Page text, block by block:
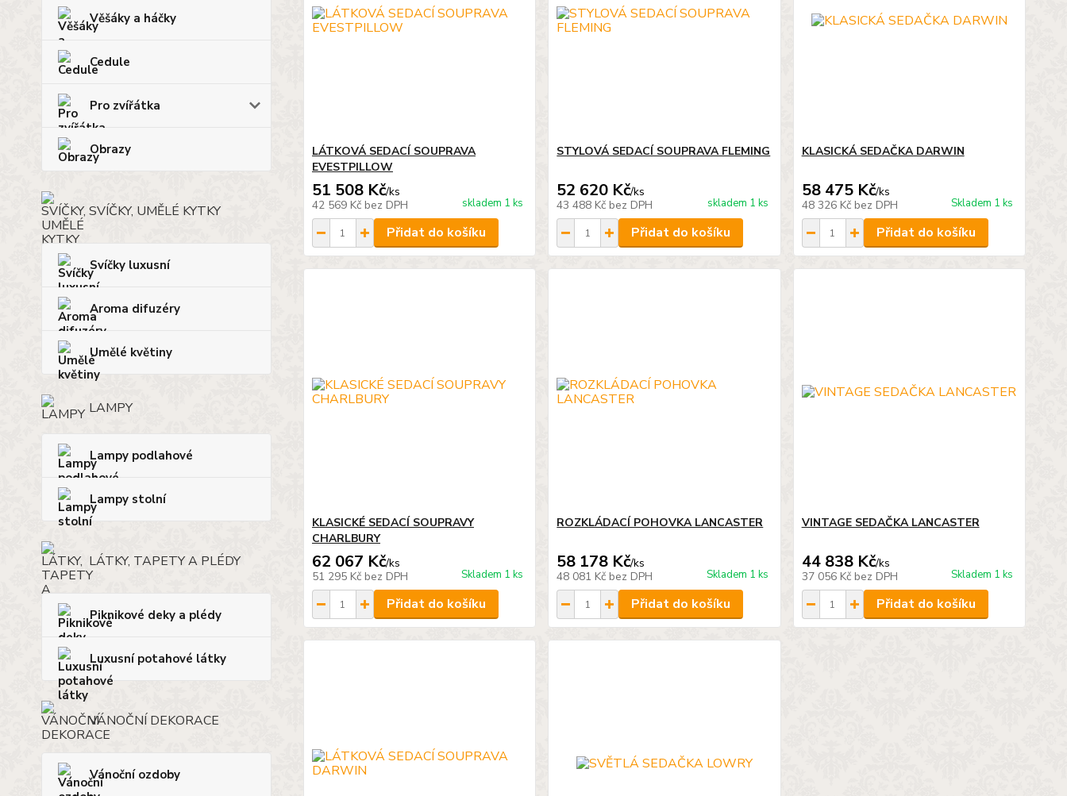
Věšáky a háčky
Cedule
Pro zvířátka
Obrazy
SVÍČKY, UMĚLÉ KYTKY
Svíčky luxusní
Aroma difuzéry
Umělé květiny
LAMPY
Lampy podlahové
Lampy stolní
LÁTKY, TAPETY A PLÉDY
Piknikové deky a plédy
Luxusní potahové látky
VÁNOČNÍ DEKORACE
Vánoční ozdoby
LÁTKOVÁ SEDACÍ SOUPRAVA
EVESTPILLOW
51 508 Kč/ks
42 569 Kč bez DPH skladem 1 ks
Přidat do košíku
STYLOVÁ SEDACÍ SOUPRAVA FLEMING
52 620 Kč/ks
43 488 Kč bez DPH skladem 1 ks
Přidat do košíku
KLASICKÁ SEDAČKA DARWIN
58 475 Kč/ks
48 326 Kč bez DPH Skladem 1 ks
Přidat do košíku
KLASICKÉ SEDACÍ SOUPRAVY
CHARLBURY
62 067 Kč/ks
51 295 Kč bez DPH Skladem 1 ks
Přidat do košíku
ROZKLÁDACÍ POHOVKA LANCASTER
58 178 Kč/ks
48 081 Kč bez DPH Skladem 1 ks
Přidat do košíku
VINTAGE SEDAČKA LANCASTER
44 838 Kč/ks
37 056 Kč bez DPH Skladem 1 ks
Přidat do košíku